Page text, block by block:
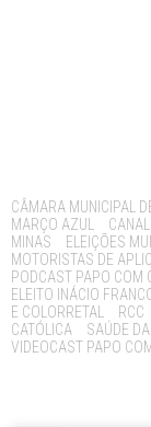
Tags:
CÂMARA MUNICIPAL
MARÇO AZUL
MINAS
ELEIÇÕES
MOTORISTAS DE
PODCAST PAPO COM
ELEITO INÁCIO
E COLORRETAL
RCC
CATÓLICA
SAÚDE
VIDEOCAST PAPO